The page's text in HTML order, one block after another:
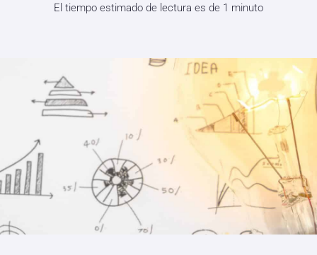
El tiempo estimado de lectura es de 1 minuto